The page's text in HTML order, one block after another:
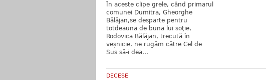
În aceste clipe grele, când primarul
comunei Dumitra, Gheorghe
Bălăjan,se desparte pentru
totdeauna de buna lui soţie,
Rodovica Bălăjan, trecută în
veșnicie, ne rugăm către Cel de
Sus să-i dea...
DECESE